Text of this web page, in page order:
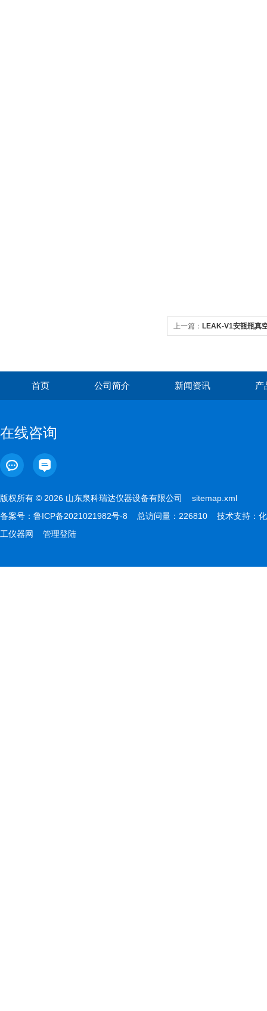
上一篇： LEAK-V1安瓿瓶真
首页 公司简介 新闻资讯 产
在线咨询
版权所有 © 2026 山东泉科瑞达仪器设备有限公司 sitemap.xml
备案号： 鲁ICP备2021021982号-8 总访问量：226810 技术支持： 化
工仪器网
管理登陆